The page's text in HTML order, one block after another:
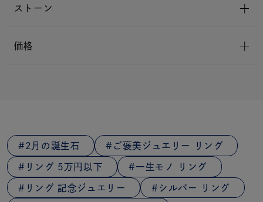
ストーン
価格
2月の誕生石 ご褒美ジュエリー リング
リング 5万円以下 一生モノ リング
リング 記念ジュエリー シルバー リング